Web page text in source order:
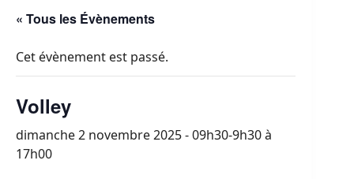
« Tous les Évènements
Cet évènement est passé.
Volley
dimanche 2 novembre 2025 - 09h30-9h30à
17h00